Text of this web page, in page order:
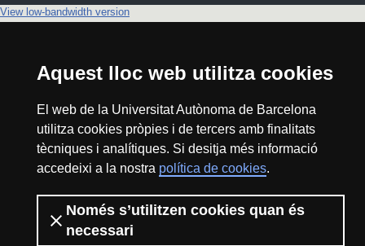
Aquest lloc web utilitza cookies
El web de la Universitat Autònoma de Barcelona
utilitza cookies pròpies i de tercers amb finalitats
tècniques i analítiques. Si desitja més informació
accedeixi a la nostra política de cookies.
Només s’utilitzen cookies quan és
necessari
View low-bandwidth version